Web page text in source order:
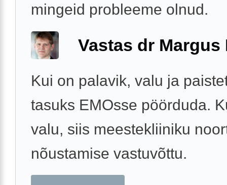
mingeid probleeme olnud.
Vastas dr Margus
Kui on palavik, valu ja
tasuks EMOsse pöörduda.
valu, siis meestekliiniku
nõustamise vastuvõttu.